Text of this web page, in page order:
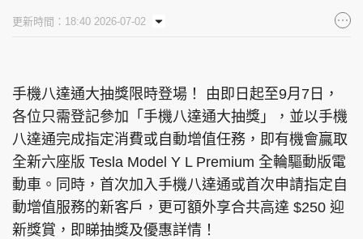
東周刊 cazbuyer 東Touch
PCM 電腦廣場 星島頭條 星島日報
更新時間：18:40 2026-07-02
手機八達通大抽獎限時登場！ 由即日起至9月7日，
各位只需登記參加「手機八達通大抽獎」，並以手機
八達通完成指定消費或自動增值任務，即有機會贏取
全新六座版 Tesla Model Y L Premium 全輪驅動版電
動車。同時，首次加入手機八達通或首次申請指定自
動增值服務的新客戶，更可額外享合共高達 $250 迎
新獎賞，即睇抽獎及優惠詳情！